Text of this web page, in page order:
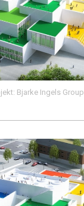
Bjarke Ingels Group